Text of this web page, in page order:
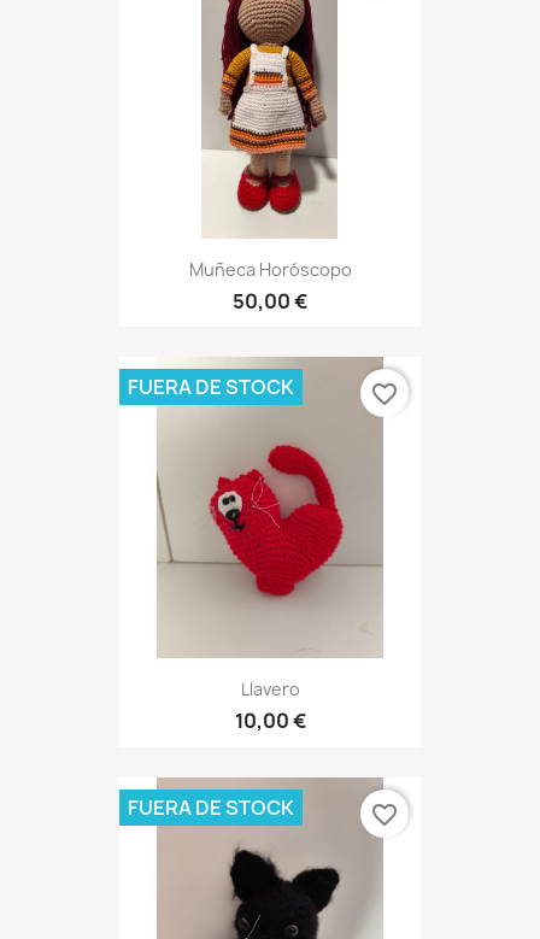
Muñeca Horóscopo
50,00 €
Llavero
10,00 €
FUERA DE STOCK favorite_border
FUERA DE STOCK favorite_border